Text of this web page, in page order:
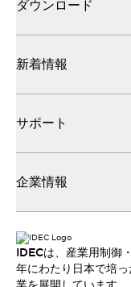
ダウンロード
新着情報
サポート
企業情報
IDECは、産業用制御
年にわたり日本で培